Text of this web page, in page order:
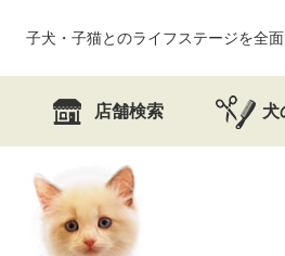
子犬・子猫とのライフステージを全
店舗検索 犬